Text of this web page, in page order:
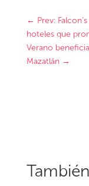
← Prev:
hoteles que
Verano
Mazatlán→